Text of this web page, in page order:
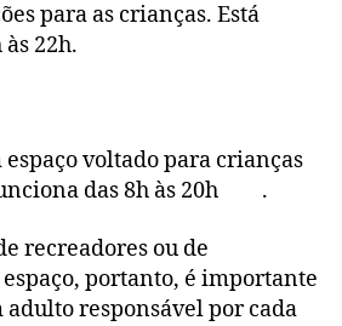
para as crianças. Está
22h.
espaço voltado para crianças
das 8h às 20h .
recreadores ou de
espaço, portanto, é importante
adulto responsável por cada